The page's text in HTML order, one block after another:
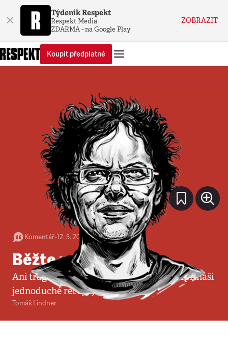
× Týdeník Respekt
Respekt Media
ZDARMA - na Google Play
ZOBRAZIT
Koupit předplatné
Komentář•12. 5. 2013 •4minuty
Běžte na nákup
Ani tragédie bangladéšských rozměrů nepřináší
jednoduché recepty
Tomáš Lindner